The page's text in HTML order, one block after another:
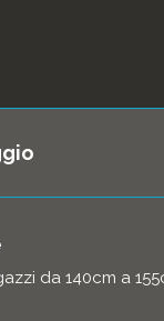
da 140cm a